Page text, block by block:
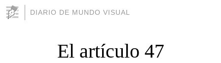
DIARIO DE MUNDO VISUAL
El artículo 47